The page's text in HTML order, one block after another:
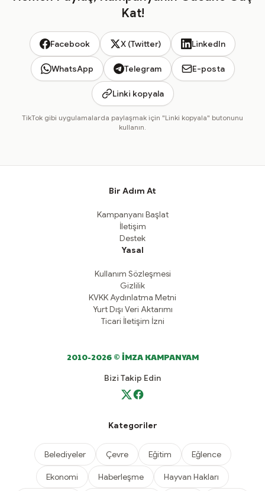
Kat!
Facebook X (Twitter) LinkedIn
WhatsApp Telegram E-posta
Linki kopyala
TikTok gibi uygulamalarda paylaşmak için "Linki kopyala" butonunu
kullanın.
Bir Adım At
Kampanyanı Başlat
İletişim
Destek
Yasal
Kullanım Sözleşmesi
Gizlilik
KVKK Aydınlatma Metni
Yurt Dışı Veri Aktarımı
Ticari İletişim İzni
2010-2026 © İMZA KAMPANYAM
Bizi Takip Edin
Kategoriler
Belediyeler Çevre Eğitim Eğlence
Ekonomi Haberleşme Hayvan Hakları